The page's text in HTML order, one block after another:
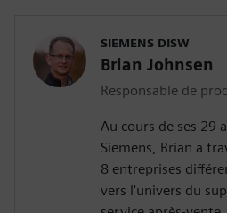
SIEMENS DISW
Brian Johnsen
Responsable de
Au cours de ses 29
Siemens, Brian a
8 entreprises
vers l'univers du